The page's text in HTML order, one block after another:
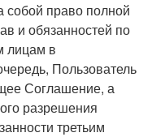
собой право полной
и обязанностей по
лицам в
Пользователь
Соглашение, а
разрешения
третьим